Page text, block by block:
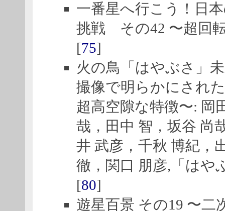
一番星へ行こう！日
挑戦 その42 〜超回
[75]
火の鳥「はやぶさ」
撮像で明らかにされ
超高空隙な特徴〜: 岡
哉，田中 智，坂谷 尚
井 武彦，千秋 博紀，
徹，関口 朋彦,「はや
[80]
遊星百景 その19 〜二